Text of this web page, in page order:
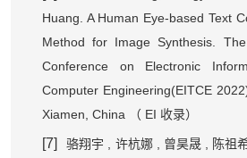
Huang. A Human Eye-based Text
Method for Image Synthesis.
Conference on Electronic
Computer Engineering(EITCE
Xiamen, China
（ EI 收录）
[7] 骆翔宇 许杭娜, 曾昊晟 陈祖